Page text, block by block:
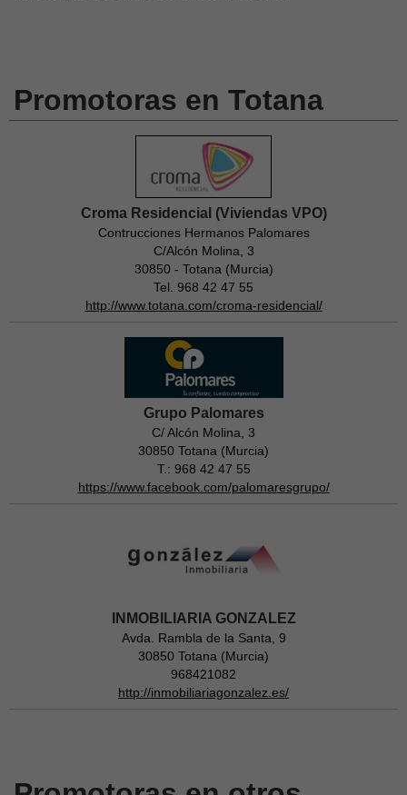
Promotoras en Totana
Croma Residencial (Viviendas VPO)
Contrucciones Hermanos Palomares
C/Alcón Molina, 3
30850 - Totana (Murcia)
Tel. 968 42 47 55
http://www.totana.com/croma-residencial/
Grupo Palomares
C/ Alcón Molina, 3
30850 Totana (Murcia)
T.: 968 42 47 55
https://www.facebook.com/palomaresgrupo/
INMOBILIARIA GONZALEZ
Avda. Rambla de la Santa, 9
30850 Totana (Murcia)
968421082
http://inmobiliariagonzalez.es/